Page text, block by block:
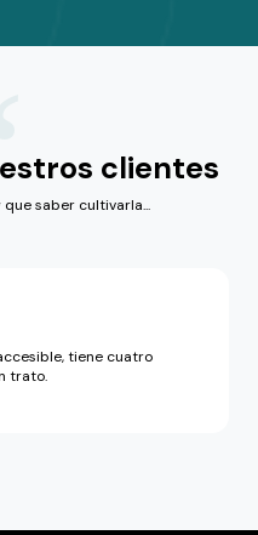
clientes
saber cultivarla...
tiene cuatro
trato.